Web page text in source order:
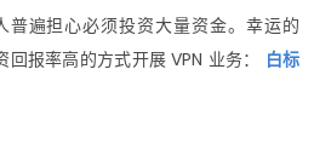
普遍担心必须投资大量资金。幸运的
报率高的方式开展 VPN 业务：
白标